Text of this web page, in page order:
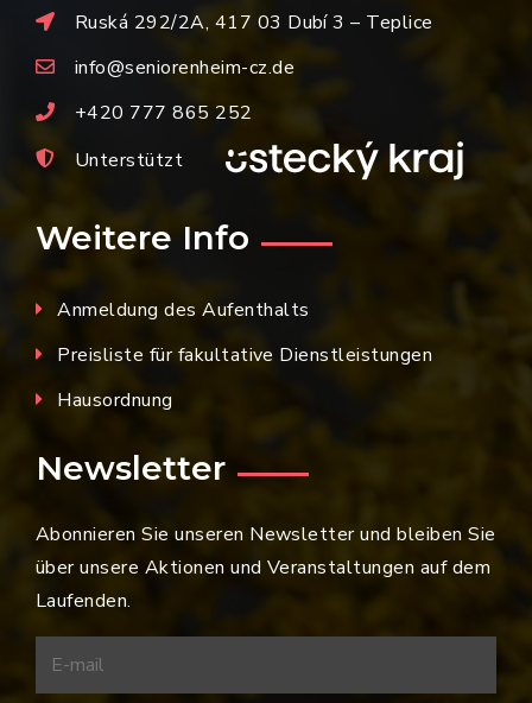
Ruská 292/2A, 417 03 Dubí 3 – Teplice
info@seniorenheim-cz.de
+420 777 865 252
Unterstützt
Weitere Info
Anmeldung des Aufenthalts
Preisliste für fakultative Dienstleistungen
Hausordnung
Newsletter
Abonnieren Sie unseren Newsletter und bleiben Sie
über unsere Aktionen und Veranstaltungen auf dem
Laufenden.